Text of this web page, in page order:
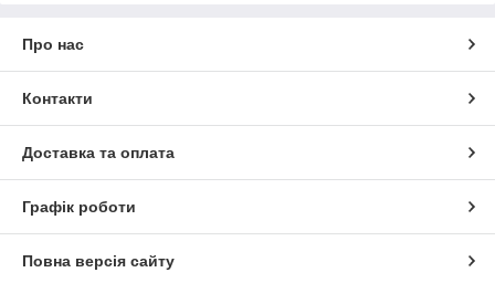
Про нас
Контакти
Доставка та оплата
Графік роботи
Повна версія сайту